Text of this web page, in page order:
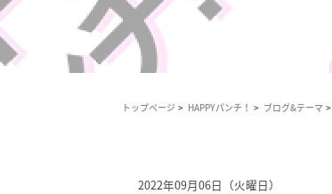
トップページ HAPPYパンチ！ ブログ&テーマ
2022年09月06日（火曜日）